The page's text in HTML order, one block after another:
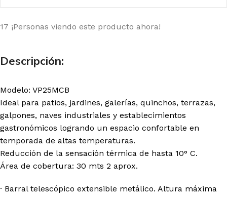
17 ¡Personas viendo este producto ahora!
Descripción:
Modelo: VP25MCB
Ideal para patios, jardines, galerías, quinchos, terrazas,
galpones, naves industriales y establecimientos
gastronómicos logrando un espacio confortable en
temporada de altas temperaturas.
Reducción de la sensación térmica de hasta 10° C.
Área de cobertura: 30 mts 2 aprox.
· Barral telescópico extensible metálico. Altura máxima